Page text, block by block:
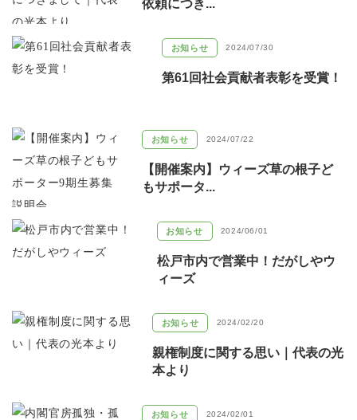
依頼につき...
お知らせ 2024/07/30
第61回社会貢献者表彰を受賞！
お知らせ 2024/07/22
【開催案内】ウィーズ草の根子ど
もサポータ...
お知らせ 2024/06/01
松戸市内で営業中！だがしやウ
ィーズ
お知らせ 2024/02/20
親権制度に関する思い｜代表の光
本より
お知らせ 2024/02/01